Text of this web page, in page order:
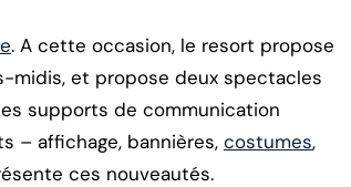
. A cette occasion, le resort propose
midis, et propose deux spectacles
supports de communication
– affichage, bannières, costumes,
ces nouveautés.